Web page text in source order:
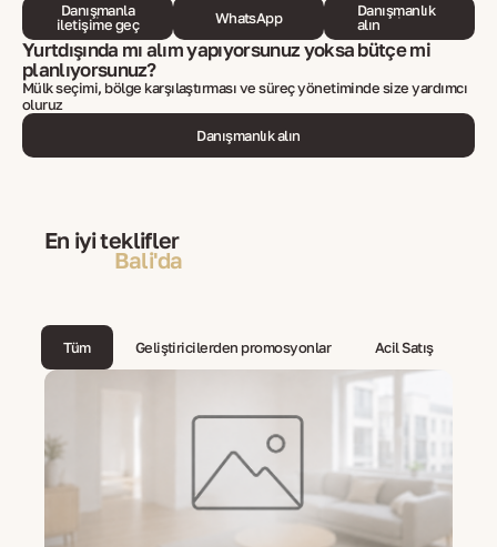
Danışmanla
iletişime geç
WhatsApp
Danışmanlık
alın
Yurtdışında mı alım yapıyorsunuz yoksa bütçe mi
planlıyorsunuz?
Mülk seçimi, bölge karşılaştırması ve süreç yönetiminde size yardımcı
oluruz
Danışmanlık alın
En iyi teklifler
Bali'da
Tüm Geliştiricilerden promosyonlar Acil Satış